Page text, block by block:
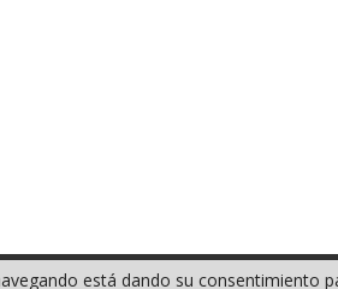
está dando su consentimiento